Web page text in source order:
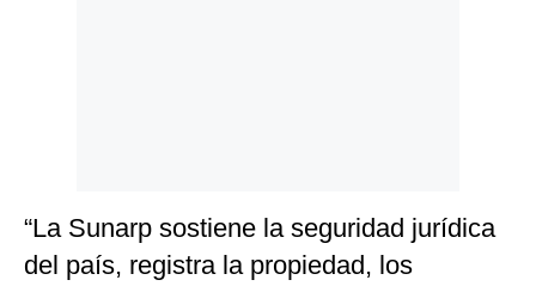
“La Sunarp sostiene la seguridad jurídica
del país, registra la propiedad, los